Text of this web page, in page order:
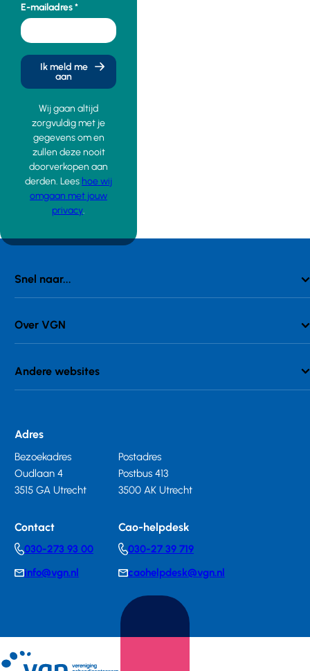
E-mailadres
Ik meld me
aan
Wij gaan altijd
zorgvuldig met je
gegevens om en
zullen deze nooit
doorverkopen aan
derden. Lees hoe wij
omgaan met jouw
privacy.
Snel naar...
Over VGN
Andere websites
Adres
Bezoekadres
Oudlaan 4
3515 GA Utrecht
Postadres
Postbus 413
3500 AK Utrecht
Contact
Telephonenumber
030-273 93 00
E-info@vgn.nl
Cao-helpdesk
Telephonenumber
030-27 39 719
E-
mail
caohelpdesk@vgn.nl